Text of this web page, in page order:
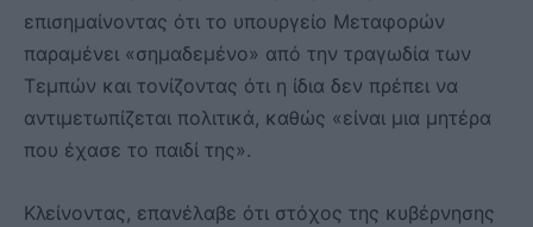
επισημαίνοντας ότι το υπουργείο Μεταφορών
παραμένει «σημαδεμένο» από την τραγωδία των
Τεμπών και τονίζοντας ότι η ίδια δεν πρέπει να
αντιμετωπίζεται πολιτικά, καθώς «είναι μια μητέρα
που έχασε το παιδί της».
Κλείνοντας, επανέλαβε ότι στόχος της κυβέρνησης